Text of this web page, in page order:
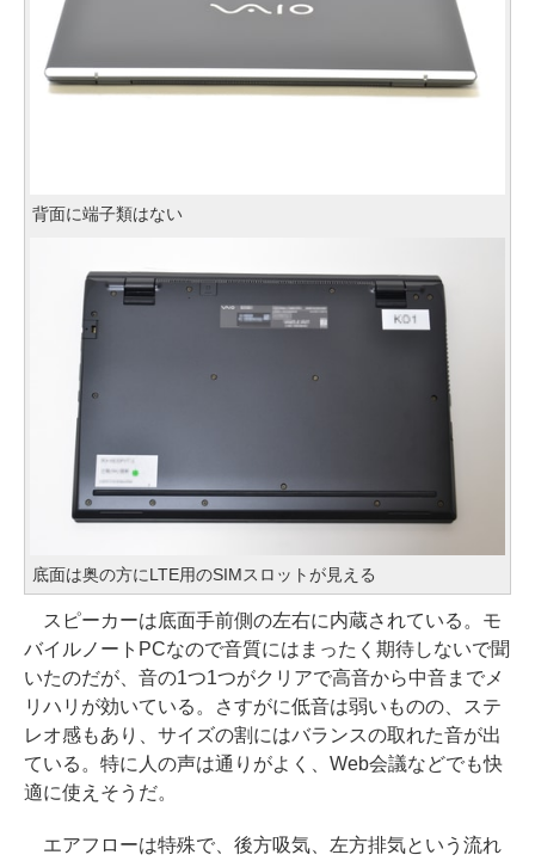
背面に端子類はない
底面は奥の方にLTE用のSIMスロットが見える
スピーカーは底面手前側の左右に内蔵されている。モ
バイルノートPCなので音質にはまったく期待しないで聞
いたのだが、音の1つ1つがクリアで高音から中音までメ
リハリが効いている。さすがに低音は弱いものの、ステ
レオ感もあり、サイズの割にはバランスの取れた音が出
ている。特に人の声は通りがよく、Web会議などでも快
適に使えそうだ。
エアフローは特殊で、後方吸気、左方排気という流れ